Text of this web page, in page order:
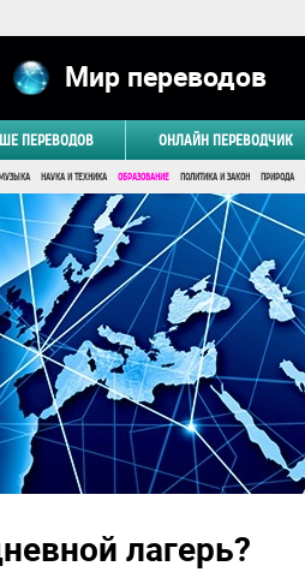
Мир переводов
ПЕРЕВОДОВ ОНЛАЙН ПЕРЕВОДЧИК
НАУКА И ТЕХНИКА ОБРАЗОВАНИЕ ПОЛИТИКА И ЗАКОН ПРИРОДА
лагерь?